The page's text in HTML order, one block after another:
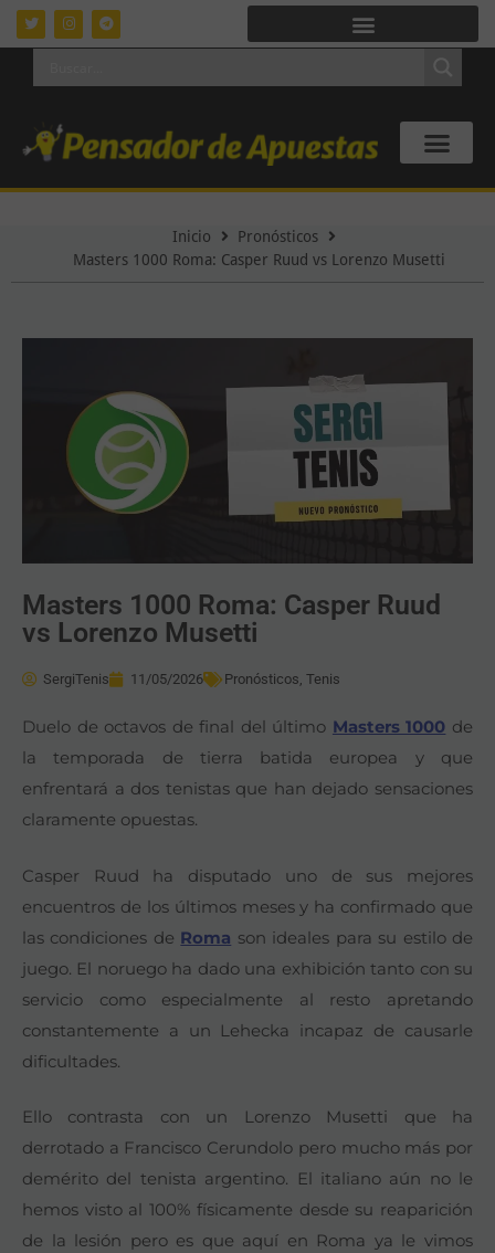
Inicio
Pronósticos
Masters 1000 Roma: Casper Ruud vs Lorenzo Musetti
Masters 1000 Roma: Casper Ruud
vs Lorenzo Musetti
SergiTenis 11/05/2026 Pronósticos, Tenis
Duelo de octavos de final del último Masters 1000 de
la temporada de tierra batida europea y que
enfrentará a dos tenistas que han dejado sensaciones
claramente opuestas.
Casper Ruud ha disputado uno de sus mejores
encuentros de los últimos meses y ha confirmado que
las condiciones de Roma son ideales para su estilo de
juego. El noruego ha dado una exhibición tanto con su
servicio como especialmente al resto apretando
constantemente a un Lehecka incapaz de causarle
dificultades.
Ello contrasta con un Lorenzo Musetti que ha
derrotado a Francisco Cerundolo pero mucho más por
demérito del tenista argentino. El italiano aún no le
hemos visto al 100% físicamente desde su reaparición
de la lesión pero es que aquí en Roma ya le vimos